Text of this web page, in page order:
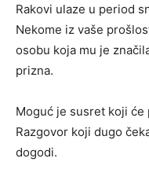
Rakovi ulaze u period
Nekome iz vaše
osobu koja mu je
prizna.
Moguć je susret koji će
Razgovor koji dugo
dogodi.